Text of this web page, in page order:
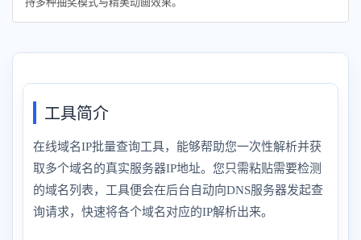
工具简介
在线域名IP批量查询工具，能够帮助您一次性解析并获
取多个域名的真实服务器IP地址。您只需粘贴需要检测
的域名列表，工具便会在后台自动向DNS服务器发起查
询请求，快速将各个域名对应的IP解析出来。